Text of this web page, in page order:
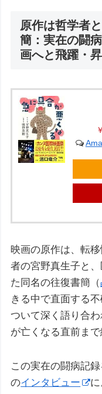
原作は哲学者
簡：実在の闘
画へと飛躍・
映画の原作は、転
者の宮野真生子と
た同名の往復書簡（
きる中で直面する
ついて深く語り合
が亡くなる直前まで
この実在の闘病記
のインタビュー